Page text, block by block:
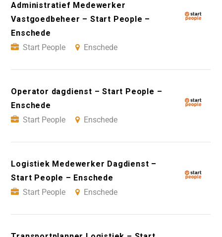
Administratief Medewerker
Vastgoedbeheer – Start People –
Enschede
Start People
Enschede
Operator dagdienst – Start People –
Enschede
Start People
Enschede
Logistiek Medewerker Dagdienst –
Start People – Enschede
Start People
Enschede